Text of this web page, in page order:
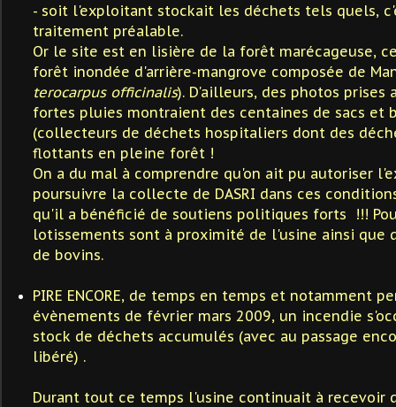
- soit l'exploitant stockait les déchets tels quels,
traitement préalable.
Or le site est en lisière de la forêt marécageuse,
forêt inondée d'arrière-mangrove composée de
terocarpus officinalis). D'ailleurs, des photos prises
fortes pluies montraient des centaines de sacs et
(collecteurs de déchets hospitaliers dont des
flottants en pleine forêt !
On a du mal à comprendre qu'on ait pu autoriser
poursuivre la collecte de DASRI dans ces
qu'il a bénéficié de soutiens politiques forts !!!
lotissements sont à proximité de l'usine ainsi que
de bovins.
PIRE ENCORE, de temps en temps et notamment
évènements de février mars 2009, un incendie
stock de déchets accumulés (avec au passage
libéré) .
Durant tout ce temps l'usine continuait à recevoir